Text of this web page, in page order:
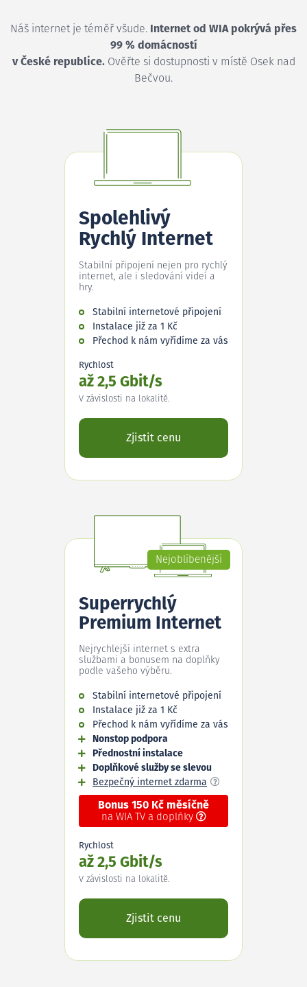
Náš internet je téměř všude. Internet od WIA pokrývá přes
99 % domácností
v České republice.Ověřte si dostupnosti v místě Osek nad
Bečvou.
Spolehlivý
Rychlý Internet
Stabilní připojení nejen pro rychlý
internet, ale i sledování videí a
hry.
Stabilní internetové připojení
Instalace již za 1 Kč
Přechod k nám vyřídíme za vás
Rychlost
až 2,5 Gbit/s
V závislosti na lokalitě.
Zjistit cenu
Nejoblíbenější
Superrychlý
Premium Internet
Nejrychlejší internet s extra
službami a bonusem na doplňky
podle vašeho výběru.
Stabilní internetové připojení
Instalace již za 1 Kč
Přechod k nám vyřídíme za vás
Nonstop podpora
Přednostní instalace
Doplňkové služby se slevou
Bezpečný internet zdarma
Bonus 150 Kč měsíčně
na WIA TV a doplňky
Rychlost
až 2,5 Gbit/s
V závislosti na lokalitě.
Zjistit cenu